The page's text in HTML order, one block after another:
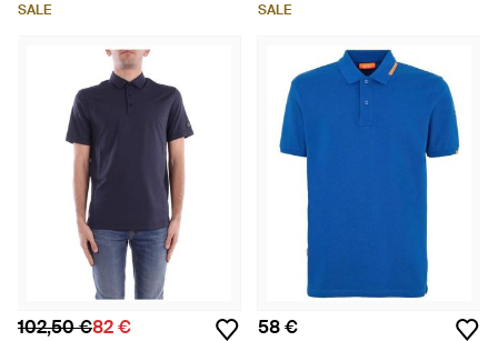
SALE SALE
102,50 €82 € 58 €